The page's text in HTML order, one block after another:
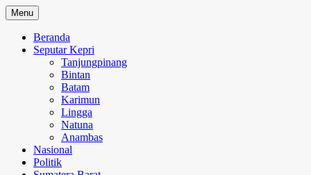
Skip
to
content
Menu
Beranda
Seputar Kepri
Tanjungpinang
Bintan
Batam
Karimun
Lingga
Natuna
Anambas
Nasional
Politik